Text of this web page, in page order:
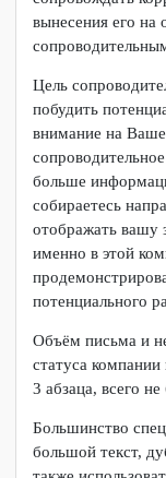
Резюме,
сопровождать
вынесения его
Цель
побудить
внимание на
больше
собираетесь
именно в этой
потенциального
Объём письма и
статуса